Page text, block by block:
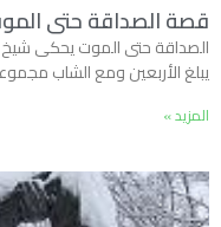
قصة الصداقة حتى
الصداقة حتى الموت يحكى شيخ
يبلغ الأربعين ومع الشاب
المزيد »